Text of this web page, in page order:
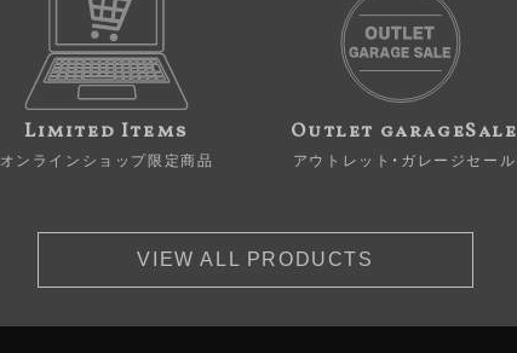
Limited Items
オンラインショップ限定商品
Outlet garageSale
アウトレット・ガレージセール
VIEW ALL PRODUCTS